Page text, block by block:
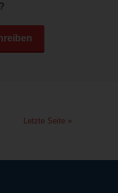
Letzte Seite »